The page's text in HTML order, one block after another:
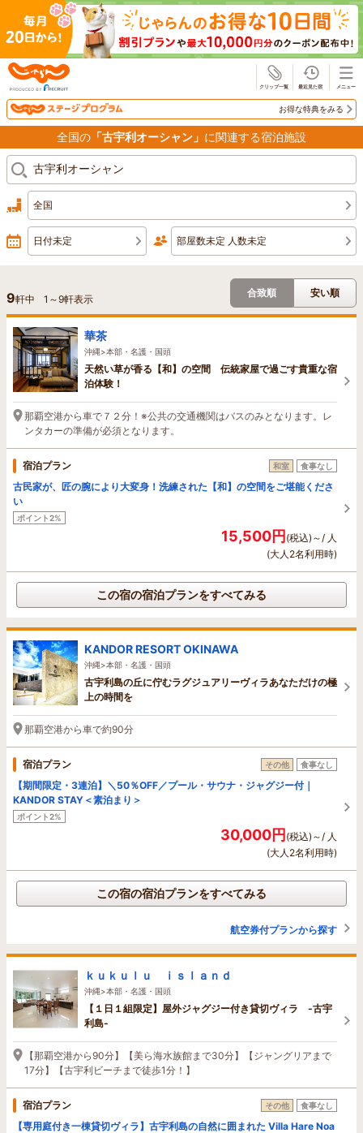
お得な特典をみる
全国の 「古宇利オーシャン」 に関連する宿泊施設
全国
日付未定 部屋数未定 人数未定
9軒中 1 ～9軒表示
合致順 安い順
華茶
沖縄>本部・名護・国頭
天然い草が香る【和】の空間 伝統家屋で過ごす貴重な宿
泊体験！
那覇空港から車で７２分！※公共の交通機関はバスのみとなります。レ
ンタカーの準備が必須となります。
宿泊プラン 和室 食事なし
古民家が、匠の腕により大変身！洗練された【和】の空間をご堪能くださ
い
ポイント2%
15,500円(税込)～/ 人
(大人2名利用時)
この宿の宿泊プランをすべてみる
KANDOR RESORT OKINAWA
沖縄>本部・名護・国頭
古宇利島の丘に佇むラグジュアリーヴィラあなただけの極
上の時間を
那覇空港から車で約90分
宿泊プラン その他 食事なし
【期間限定・3連泊】＼50％OFF／プール・サウナ・ジャグジー付｜
KANDOR STAY＜素泊まり＞
ポイント2%
30,000円(税込)～/ 人
(大人2名利用時)
この宿の宿泊プランをすべてみる
航空券付プランから探す
ｋｕｋｕｌｕ ｉｓｌａｎｄ
沖縄>本部・名護・国頭
【１日１組限定】屋外ジャグジー付き貸切ヴィラ -古宇
利島-
【那覇空港から90分】【美ら海水族館まで30分】【ジャングリアまで
17分】【古宇利ビーチまで徒歩1分！】
宿泊プラン その他 食事なし
【専用庭付き一棟貸切ヴィラ】古宇利島の自然に囲まれた Villa Hare Noa